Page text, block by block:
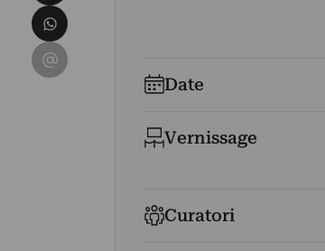
Date
Vernissage
Curatori
Condividi su WhatsApp
Condividi su Email